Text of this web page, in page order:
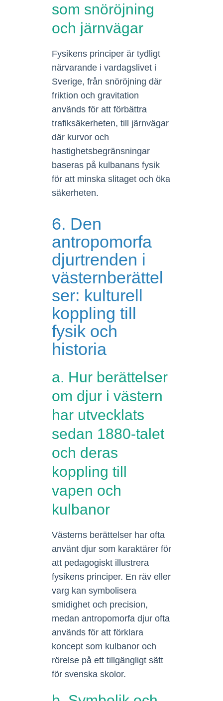
som snöröjning
och järnvägar
Fysikens principer är tydligt
närvarande i vardagslivet i
Sverige, från snöröjning där
friktion och gravitation
används för att förbättra
trafiksäkerheten, till järnvägar
där kurvor och
hastighetsbegränsningar
baseras på kulbanans fysik
för att minska slitaget och öka
säkerheten.
6. Den
antropomorfa
djurtrenden i
västernberättel
ser: kulturell
koppling till
fysik och
historia
a. Hur berättelser
om djur i västern
har utvecklats
sedan 1880-talet
och deras
koppling till
vapen och
kulbanor
Västerns berättelser har ofta
använt djur som karaktärer för
att pedagogiskt illustrera
fysikens principer. En räv eller
varg kan symbolisera
smidighet och precision,
medan antropomorfa djur ofta
används för att förklara
koncept som kulbanor och
rörelse på ett tillgängligt sätt
för svenska skolor.